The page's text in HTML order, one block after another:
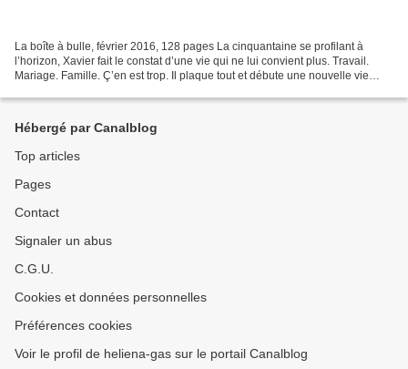
La boîte à bulle, février 2016, 128 pages La cinquantaine se profilant à
l’horizon, Xavier fait le constat d’une vie qui ne lui convient plus. Travail.
Mariage. Famille. Ç’en est trop. Il plaque tout et débute une nouvelle vie
Hébergé par Canalblog
Top articles
Pages
Contact
Signaler un abus
C.G.U.
Cookies et données personnelles
Préférences cookies
Voir le profil de heliena-gas sur le portail Canalblog